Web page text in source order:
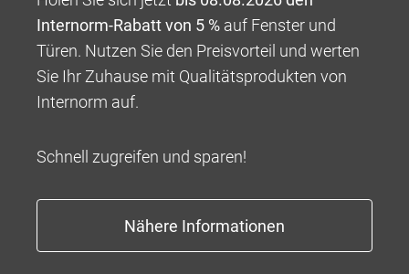
LISENEN ODER NUT
Dezente Nutfräsungen oder glänzende Lisenen
sorgen für eine reizvolle Optik am Türblatt. Die
doppelte Linie möglich.
Internorm-Rabatt von 5 % auf Fenster und
Türen. Nutzen Sie den Preisvorteil und werten
Sie Ihr Zuhause mit Qualitätsprodukten von
Internorm auf.
Schnell zugreifen und sparen!